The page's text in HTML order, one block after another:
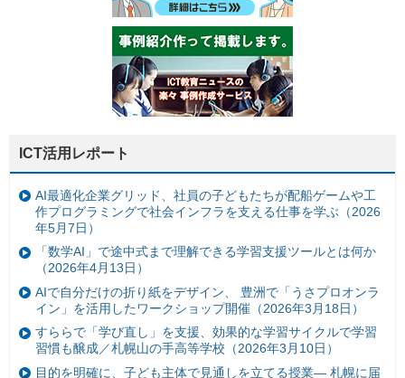
ICT活用レポート
AI最適化企業グリッド、社員の子どもたちが配船ゲームや工
作プログラミングで社会インフラを支える仕事を学ぶ（2026
年5月7日）
「数学AI」で途中式まで理解できる学習支援ツールとは何か
（2026年4月13日）
AIで自分だけの折り紙をデザイン、 豊洲で「うさプロオンラ
イン」を活用したワークショップ開催（2026年3月18日）
すららで「学び直し」を支援、効果的な学習サイクルで学習
習慣も醸成／札幌山の手高等学校（2026年3月10日）
目的を明確に、子ども主体で見通しを立てる授業— 札幌に届